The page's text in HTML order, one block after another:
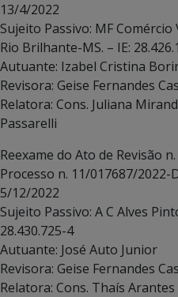
13/4/2022
Sujeito Passivo: MF
Rio Brilhante-MS. – IE:
Autuante: Izabel Cristina
Revisora: Geise Fernandes
Relatora: Cons. Juliana
Passarelli
Reexame do Ato de Revisão
Processo n. 11/017687/2022-
5/12/2022
Sujeito Passivo: A C Alves
28.430.725-4
Autuante: José Auto Junior
Revisora: Geise Fernandes
Relatora: Cons. Thaís